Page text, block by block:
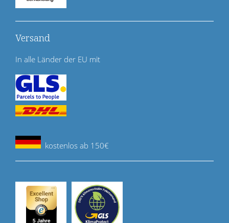
Versand
In alle Länder der EU mit
kostenlos ab 150€